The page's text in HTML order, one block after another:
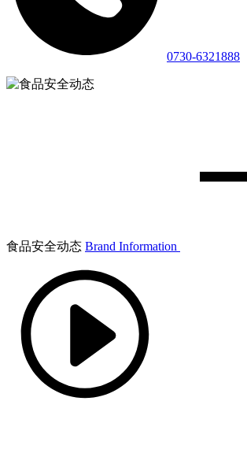
0730-6321888
食品安全动态 Brand Information